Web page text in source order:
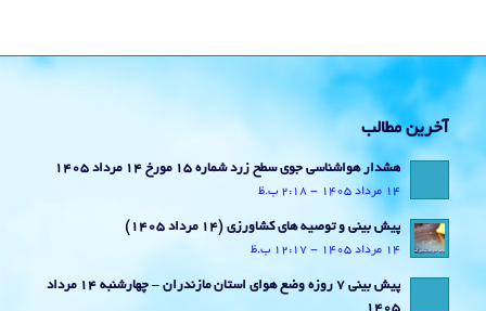
آخرین مطالب
هشدار هواشناسی جوی سطح زرد شماره 15 مورخ 14 مرداد 1405
14 مرداد 1405 - 2:18 ب.ظ
پیش بینی و توصیه های کشاورزی (14 مرداد ۱۴۰۵)
14 مرداد 1405 - 12:17 ب.ظ
پیش بینی 7 روزه وضع هوای استان مازندران – چهارشنبه 14 مرداد